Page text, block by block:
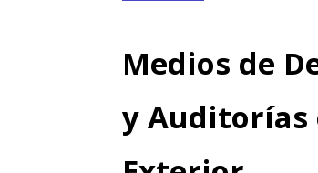
Medios de
y Auditorías